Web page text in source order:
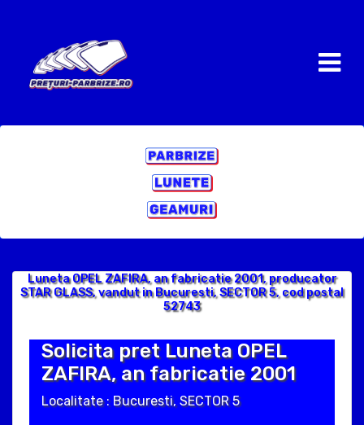
Luneta OPEL ZAFIRA, an fabricatie 2001, producator
STAR GLASS, vandut in Bucuresti, SECTOR 5, cod postal
52743
Solicita pret Luneta OPEL
ZAFIRA, an fabricatie 2001
Localitate : Bucuresti, SECTOR 5